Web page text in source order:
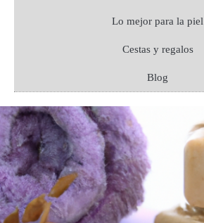
Lo mejor para la piel
Cestas y regalos
Blog